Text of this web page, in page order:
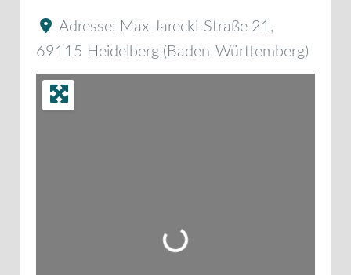
Adresse: Max-Jarecki-Straße 21 ,
69115 Heidelberg ( Baden-Württemberg)
Wird geladen …